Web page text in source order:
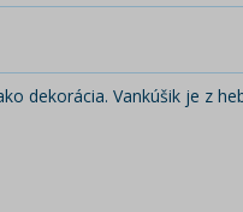
dekorácia. Vankúšik je z